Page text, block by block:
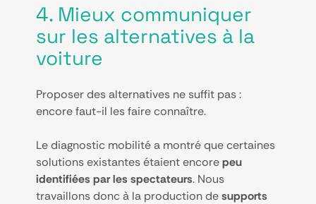
4. Mieux communiquer
sur les alternatives à la
voiture
Proposer des alternatives ne suffit pas :
encore faut-il les faire connaître.
Le diagnostic mobilité a montré que certaines
solutions existantes étaient encorepeu
identifiées par les spectateurs. Nous
travaillons donc à la production desupports